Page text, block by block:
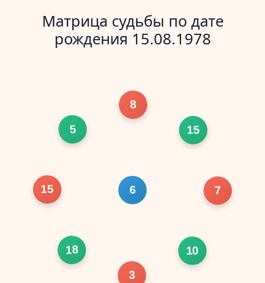
Матрица судьбы по дате
рождения 15.08.1978
15
8
7
3
5 15
10
18
6